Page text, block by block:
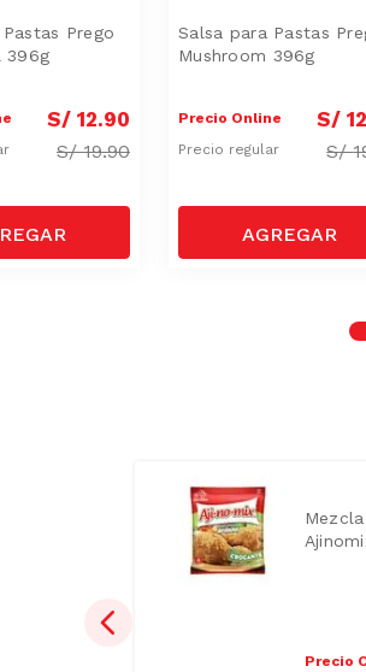
Prego
396g
S/ 12.90
S/19.90
Salsa para Pastas
Mushroom 396g
Precio Online S/ 12
Precio regular S/
Precio